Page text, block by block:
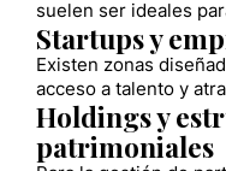
suelen ser ideales
Startups y
Existen zonas
acceso a talento y
Holdings y
patrimoniales